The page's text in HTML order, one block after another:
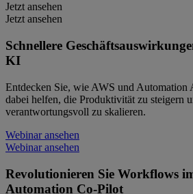
Jetzt ansehen
Jetzt ansehen
Schnellere
KI
Entdecken Sie, wie AWS und Automation
dabei helfen, die Produktivität zu steigern
verantwortungsvoll zu skalieren.
Webinar ansehen
Webinar ansehen
Revolutionieren Sie Workflows
Automation Co-Pilot